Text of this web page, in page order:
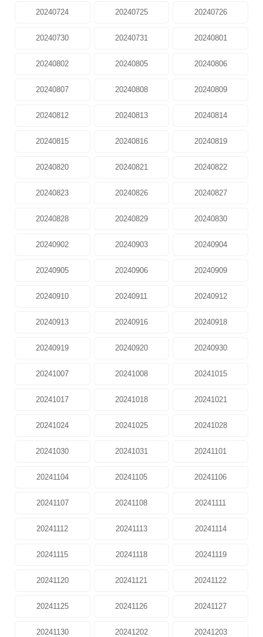
20240724 20240725 20240726
20240730 20240731 20240801
20240802 20240805 20240806
20240807 20240808 20240809
20240812 20240813 20240814
20240815 20240816 20240819
20240820 20240821 20240822
20240823 20240826 20240827
20240828 20240829 20240830
20240902 20240903 20240904
20240905 20240906 20240909
20240910 20240911 20240912
20240913 20240916 20240918
20240919 20240920 20240930
20241007 20241008 20241015
20241017 20241018 20241021
20241024 20241025 20241028
20241030 20241031 20241101
20241104 20241105 20241106
20241107 20241108 20241111
20241112 20241113 20241114
20241115 20241118 20241119
20241120 20241121 20241122
20241125 20241126 20241127
20241130 20241202 20241203